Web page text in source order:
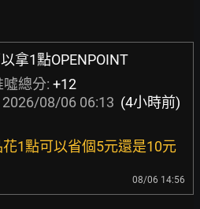
拿1點OPENPOINT
噓總分: +12
2026/08/06 06:13 (4小時前)
花1點可以省個5元還是10元
08/06 14:56